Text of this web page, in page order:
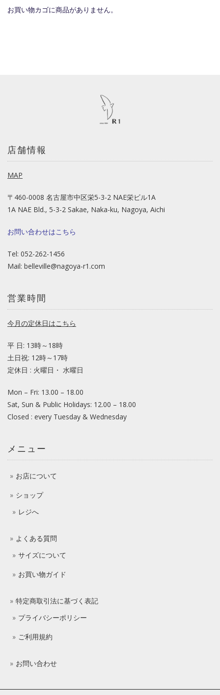
お買い物カゴに商品がありません。
店舗情報
MAP
〒460-0008 名古屋市中区栄5-3-2 NAE栄ビル1A
1A NAE Bld., 5-3-2 Sakae, Naka-ku, Nagoya, Aichi
お問い合わせはこちら
Tel: 052-262-1456
Mail: belleville@nagoya-r1.com
営業時間
今月の定休日はこちら
平 日: 13時～18時
土日祝: 12時～17時
定休日 : 火曜日・ 水曜日
Mon – Fri: 13.00 – 18.00
Sat, Sun & Public Holidays: 12.00 – 18.00
Closed : every Tuesday & Wednesday
メニュー
お店について
ショップ
レジへ
よくある質問
サイズについて
お買い物ガイド
特定商取引法に基づく表記
プライバシーポリシー
ご利用規約
お問い合わせ